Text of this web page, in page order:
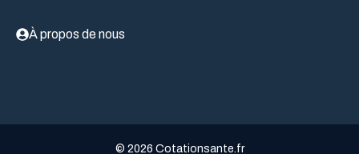
À propos de nous
© 2026 Cotationsante.fr